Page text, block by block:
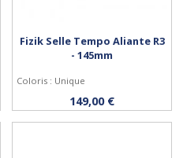
Acheter
Fizik Selle Tempo Aliante R3
- 145mm
Coloris : Unique
149,00 €